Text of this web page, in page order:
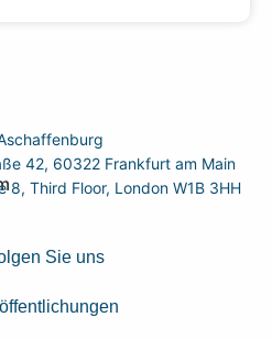
42, 60322 Frankfurt am Main
8, Third Floor, London W1B 3HH
Sie uns